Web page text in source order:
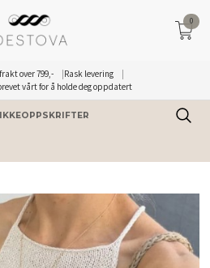
over 799,-
Rask levering
vårt for å holde deg oppdatert
0